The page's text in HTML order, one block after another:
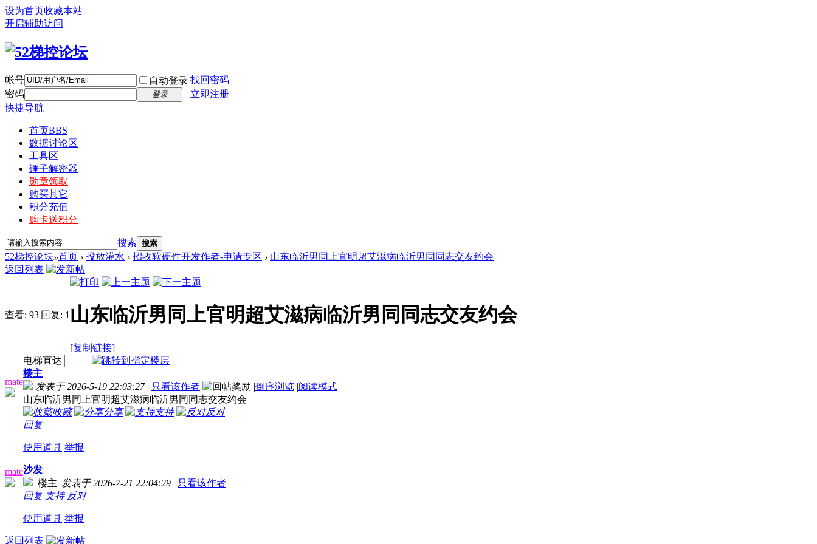
设为首页收藏本站
开启辅助访问
帐号 自动登录 找回密码
密码
登录
立即注册
快捷导航
首页BBS
数据讨论区
工具区
锤子解密器
勋章领取
购买其它
积分充值
购卡送积分
搜索 搜索
52梯控论坛»首页 › 投放灌水 › 招收软硬件开发作者-申请专区 › 山东临沂男同上官明超艾滋病临沂男同同志交友约会
返回列表
查看: 93|回复: 1 山东临沂男同上官明超艾滋病临沂男同同志交友约会
[复制链接]
mate
电梯直达
楼主
发表于 2026-5-19 22:03:27 | 只看该作者 |倒序浏览 |阅读模式
山东临沂男同上官明超艾滋病临沂男同同志交友约会
收藏
分享 支持
反对
回复
使用道具 举报
mate沙发
楼主| 发表于 2026-7-21 22:04:29 | 只看该作者
回复 支持 反对
使用道具 举报
返回列表